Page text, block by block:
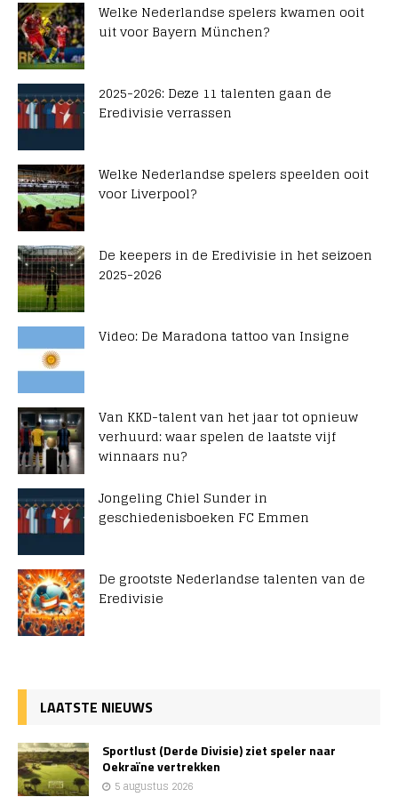
Welke Nederlandse spelers kwamen ooit
uit voor Bayern München?
2025-2026: Deze 11 talenten gaan de
Eredivisie verrassen
Welke Nederlandse spelers speelden ooit
voor Liverpool?
De keepers in de Eredivisie in het seizoen
2025-2026
Video: De Maradona tattoo van Insigne
Van KKD-talent van het jaar tot opnieuw
verhuurd: waar spelen de laatste vijf
winnaars nu?
Jongeling Chiel Sunder in
geschiedenisboeken FC Emmen
De grootste Nederlandse talenten van de
Eredivisie
LAATSTE NIEUWS
Sportlust (Derde Divisie) ziet speler naar
Oekraïne vertrekken
5 augustus 2026